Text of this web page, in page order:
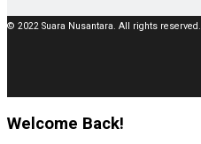
© 2022 Suara Nusantara. All rights reserved.
Welcome Back!